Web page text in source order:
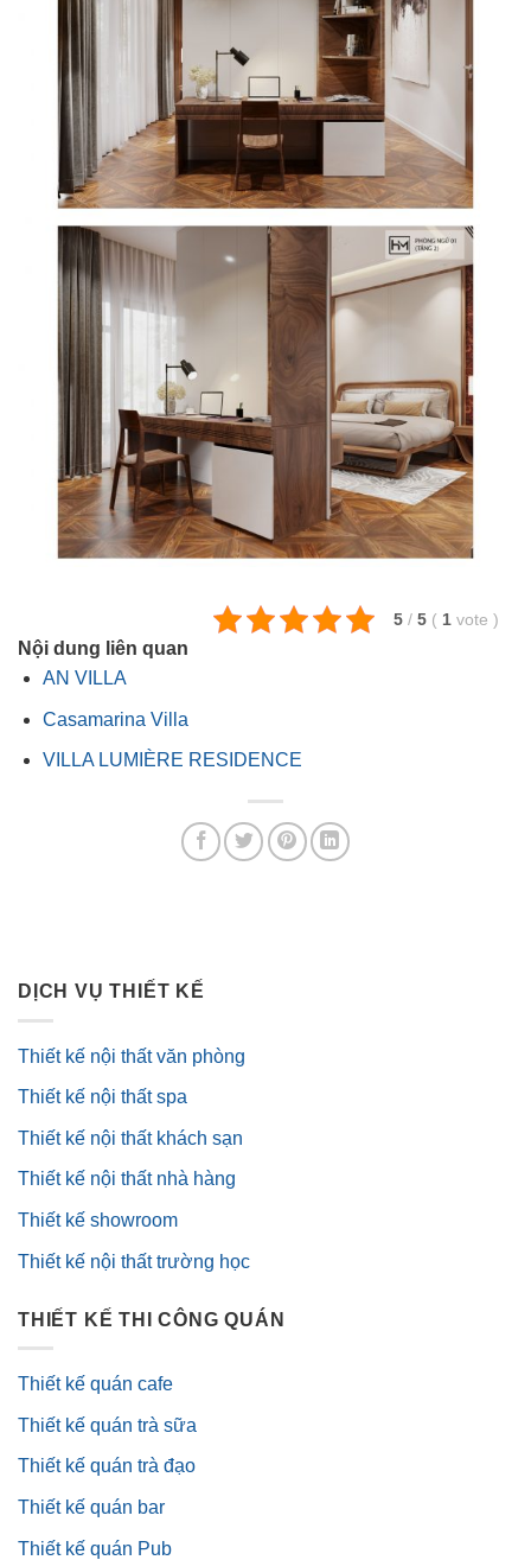
5 / 5 ( 1 vote )
Nội dung liên quan
AN VILLA
Casamarina Villa
VILLA LUMIÈRE RESIDENCE
DỊCH VỤ THIẾT KẾ
Thiết kế nội thất văn phòng
Thiết kế nội thất spa
Thiết kế nội thất khách sạn
Thiết kế nội thất nhà hàng
Thiết kế showroom
Thiết kế nội thất trường học
THIẾT KẾ THI CÔNG QUÁN
Thiết kế quán cafe
Thiết kế quán trà sữa
Thiết kế quán trà đạo
Thiết kế quán bar
Thiết kế quán Pub